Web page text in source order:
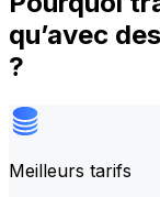
qu’avec
?
Meilleurs tarifs